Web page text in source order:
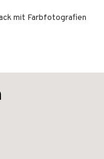
mit Farbfotografien